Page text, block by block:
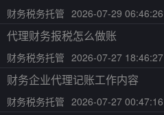
财务税务托管 2026-07-29 06:46:26
代理财务报税怎么做账
财务税务托管 2026-07-27 18:46:27
财务企业代理记账工作内容
财务税务托管 2026-07-27 00:47:16